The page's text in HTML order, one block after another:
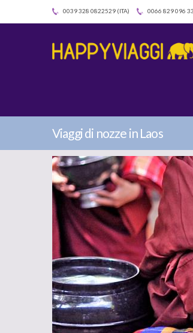
0039 328 0822529 (ITA) 0066 829 096
Viaggi di nozze in Laos